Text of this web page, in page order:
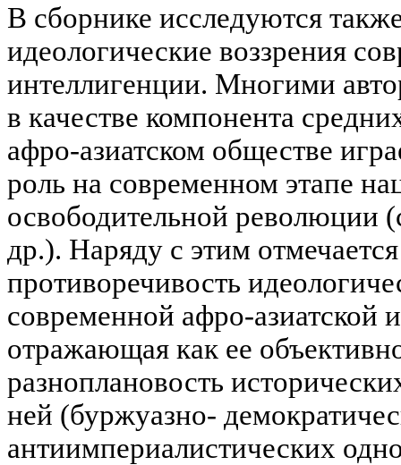
В сборнике исследуются
идеологические воззрения
интеллигенции. Многими
в качестве компонента
афро-азиатском обществе
роль на современном этапе
освободительной революции
др.). Наряду с этим
противоречивость
современной афро-азиатской
отражающая как ее
разноплановость
ней (буржуазно-
антиимпериалистических